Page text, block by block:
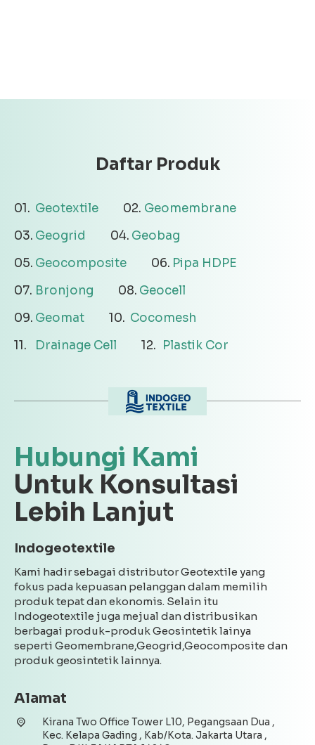
Daftar Produk
Geotextile
Geomembrane
Geogrid
Geobag
Geocomposite
Pipa HDPE
Bronjong
Geocell
Geomat
Cocomesh
Drainage Cell
Plastik Cor
Hubungi Kami
Untuk Konsultasi
Lebih Lanjut
Indogeotextile
Kami hadir sebagai distributor Geotextile yang
fokus pada kepuasan pelanggan dalam memilih
produk tepat dan ekonomis. Selain itu
Indogeotextile juga mejual dan distribusikan
berbagai produk-produk Geosintetik lainya
seperti Geomembrane,Geogrid,Geocomposite dan
produk geosintetik lainnya.
Alamat
Kirana Two Office Tower L10, Pegangsaan Dua ,
Kec. Kelapa Gading , Kab/Kota. Jakarta Utara ,